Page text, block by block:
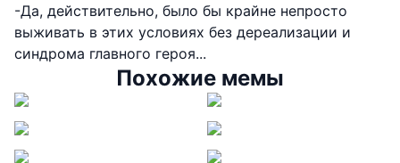
-Да, действительно, было бы крайне непросто
выживать в этих условиях без дереализации и
синдрома главного героя...
Похожие мемы